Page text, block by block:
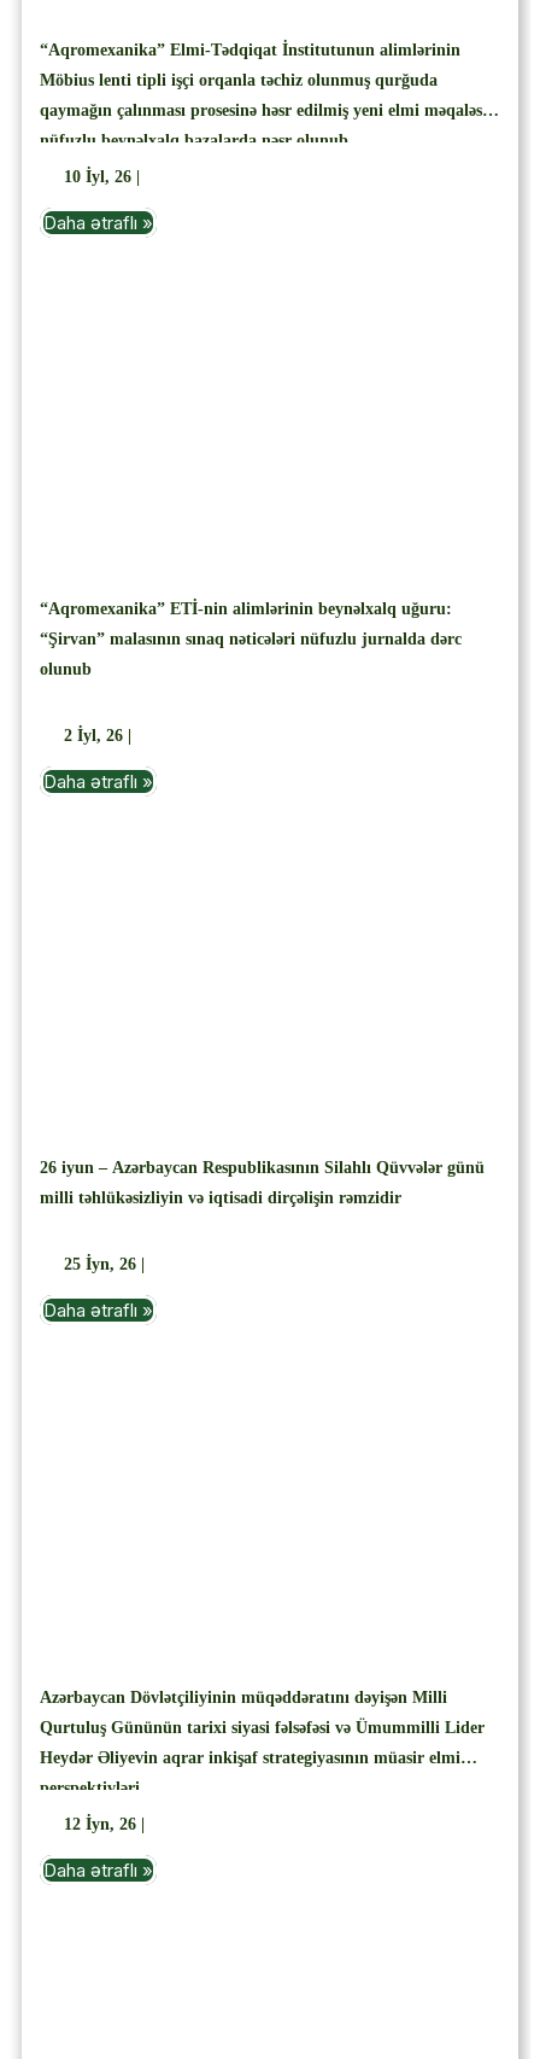
“Aqromexanika” Elmi-Tədqiqat İnstitutunun alimlərinin
Möbius lenti tipli işçi orqanla təchiz olunmuş qurğuda
qaymağın çalınması prosesinə həsr edilmiş yeni elmi məqaləsi
nüfuzlu beynəlxalq bazalarda nəşr olunub
10 İyl, 26 |
Daha ətraflı »
“Aqromexanika” ETİ-nin alimlərinin beynəlxalq uğuru:
“Şirvan” malasının sınaq nəticələri nüfuzlu jurnalda dərc
olunub
2 İyl, 26
Daha ətraflı »
26 iyun – Azərbaycan Respublikasının Silahlı Qüvvələr günü
milli təhlükəsizliyin və iqtisadi dirçəlişin rəmzidir
25 İyn, 26
Daha ətraflı »
Azərbaycan Dövlətçiliyinin müqəddəratını dəyişən Milli
Qurtuluş Gününün tarixi siyasi fəlsəfəsi və Ümummilli Lider
Heydər Əliyevin aqrar inkişaf strategiyasının müasir elmi
perspektivləri
12 İyn, 26 |
Daha ətraflı »